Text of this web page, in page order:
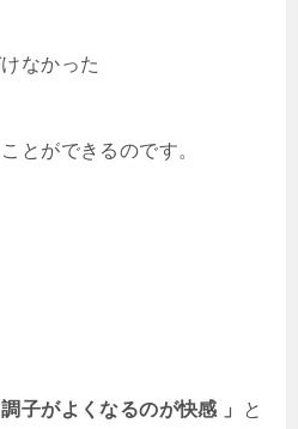
なかった
とができるのです。
子がよくなるのが快感 」
と